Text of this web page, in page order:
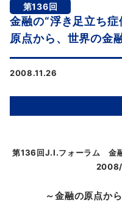
第136回
金融の“浮き足立ち
原点から、世界の金
2008.11.26
第136回J.I.フォーラム 金
2008/
～金融の原点か